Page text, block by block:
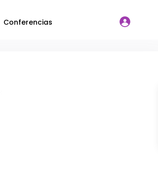
Conferencias